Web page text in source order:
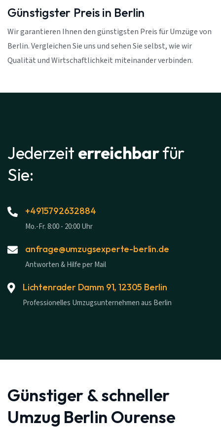
Günstigster Preis in Berlin
Wir garantieren Ihnen den günstigsten Preis für Umzüge von
Berlin. Vergleichen Sie uns und sehen Sie selbst, wie wir
Qualität und Wirtschaftlichkeit miteinander verbinden.
Jederzeit erreichbarfür
Sie:
+4915792632884
Mo.-Fr. 8:00 - 20:00 Uhr
anfrage@umzugsexperte-berlin.de
Antworten & Hilfe per Mail
Lichtenrader Damm 91, 12305 Berlin
Professionelles Umzugsunternehmen aus Berlin
Günstiger & schneller
Umzug Berlin Ourense